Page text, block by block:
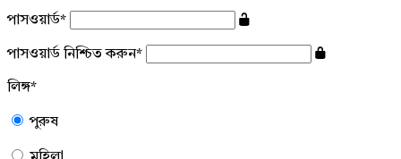
পাসওয়ার্ড*
পাসওয়ার্ড নিশ্চিত করুন*
লিঙ্গ*
পুরুষ